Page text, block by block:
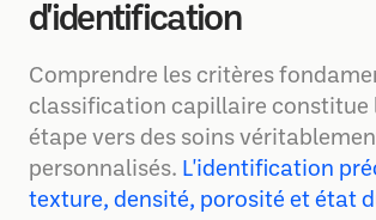
d'identification
Comprendre les critères
classification capillaire constitue
étape vers des soins
personnalisés. L'identification
texture, densité, porosité et état